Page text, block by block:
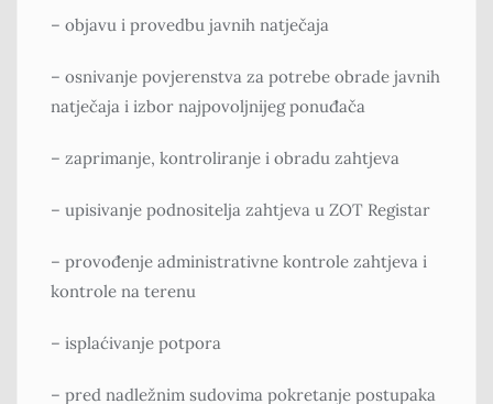
– objavu i provedbu javnih natječaja
– osnivanje povjerenstva za potrebe obrade javnih
natječaja i izbor najpovoljnijeg ponuđača
– zaprimanje, kontroliranje i obradu zahtjeva
– upisivanje podnositelja zahtjeva u ZOT Registar
– provođenje administrativne kontrole zahtjeva i
kontrole na terenu
– isplaćivanje potpora
– pred nadležnim sudovima pokretanje postupaka